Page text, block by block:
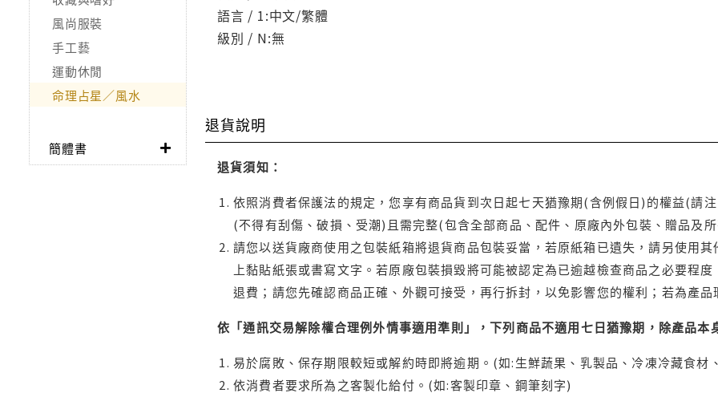
風尚服裝
手工藝
運動休閒
命理占星／風水
簡體書
語言 / 1:中文/繁體
級別 / N:無
退貨說明
退貨須知：
依照消費者保護法的規定，您享有商品貨到次日起七天猶豫期(含例假日)的權益(請
(不得有刮傷、破損、受潮)且需完整(包含全部商品、配件、原廠內外包裝、贈品及
請您以送貨廠商使用之包裝紙箱將退貨商品包裝妥當，若原紙箱已遺失，請另使用
上黏貼紙張或書寫文字。若原廠包裝損毀將可能被認定為已逾越檢查商品之必要程
退費；請您先確認商品正確、外觀可接受，再行拆封，以免影響您的權利；若為產
依「通訊交易解除權合理例外情事適用準則」，下列商品不適用七日猶豫期，除產品本
易於腐敗、保存期限較短或解約時即將逾期。(如:生鮮蔬果、乳製品、冷凍冷藏食材
依消費者要求所為之客製化給付。(如:客製印章、鋼筆刻字)